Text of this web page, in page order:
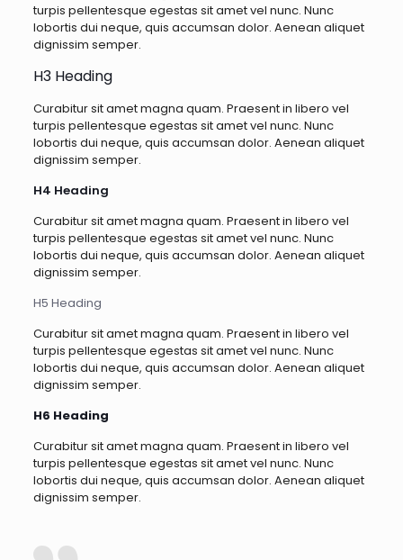
turpis pellentesque egestas sit amet vel nunc. Nunc
lobortis dui neque, quis accumsan dolor. Aenean aliquet
dignissim semper.
H3 Heading
Curabitur sit amet magna quam. Praesent in libero vel
turpis pellentesque egestas sit amet vel nunc. Nunc
lobortis dui neque, quis accumsan dolor. Aenean aliquet
dignissim semper.
H4 Heading
Curabitur sit amet magna quam. Praesent in libero vel
turpis pellentesque egestas sit amet vel nunc. Nunc
lobortis dui neque, quis accumsan dolor. Aenean aliquet
dignissim semper.
H5 Heading
Curabitur sit amet magna quam. Praesent in libero vel
turpis pellentesque egestas sit amet vel nunc. Nunc
lobortis dui neque, quis accumsan dolor. Aenean aliquet
dignissim semper.
H6 Heading
Curabitur sit amet magna quam. Praesent in libero vel
turpis pellentesque egestas sit amet vel nunc. Nunc
lobortis dui neque, quis accumsan dolor. Aenean aliquet
dignissim semper.